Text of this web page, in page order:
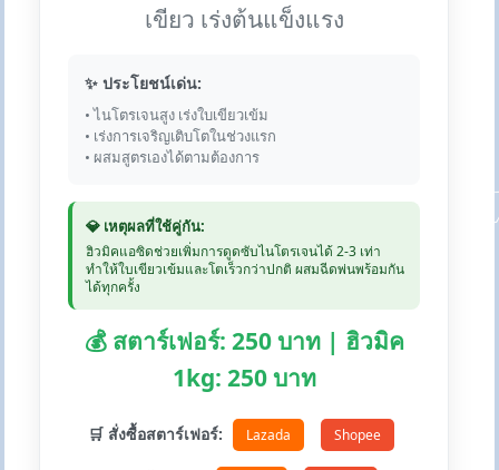
เขียว เร่งต้นแข็งแรง
✨ ประโยชน์เด่น:
• ไนโตรเจนสูง เร่งใบเขียวเข้ม
• เร่งการเจริญเติบโตในช่วงแรก
• ผสมสูตรเองได้ตามต้องการ
💎 เหตุผลที่ใช้คู่กัน:
ฮิวมิคแอซิดช่วยเพิ่มการดูดซับไนโตรเจนได้ 2-3 เท่า
ทำให้ใบเขียวเข้มและโตเร็วกว่าปกติ ผสมฉีดพ่นพร้อมกัน
ได้ทุกครั้ง
💰 สตาร์เฟอร์: 250 บาท | ฮิวมิค
1kg: 250 บาท
🛒 สั่งซื้อสตาร์เฟอร์: Lazada Shopee